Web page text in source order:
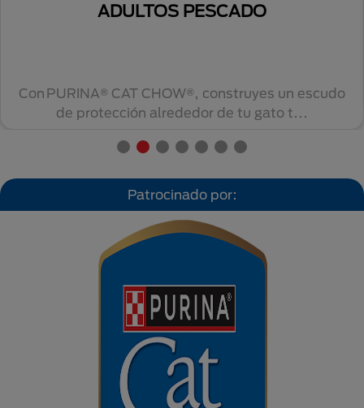
ADULTOS PESCADO
Con PURINA® CAT CHOW®, construyes un escudo
de protección alrededor de tu gato t...
Patrocinado por: